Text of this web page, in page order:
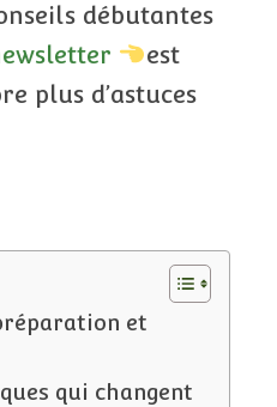
débutantes
est
plus d’astuces
et
qui changent